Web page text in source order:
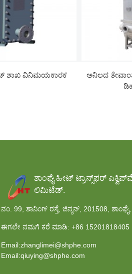
ಶಾಖ ವಿನಿಮಯಕಾರಕ
ಅನಿಲದ
ಶಾಂಘೈ ಹೀಟ್ ಟ್ರಾನ್ಸ್‌ಫರ್
ಲಿಮಿಟೆಡ್.
ನಂ. 99, ಶಾನಿಂಗ್ ರಸ್ತೆ, ಜಿನ್ಶನ್, 201508,
ಈಗಲೇ ನಮಗೆ ಕರೆ ಮಾಡಿ: +86 15201818405
Email:zhanglimei@shphe.com
Email:qiuying@shphe.com